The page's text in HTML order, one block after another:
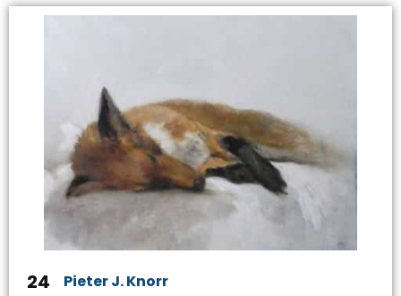
24 Pieter J. Knorr